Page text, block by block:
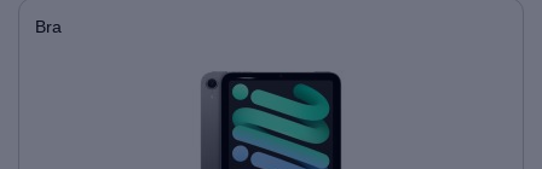
Bra